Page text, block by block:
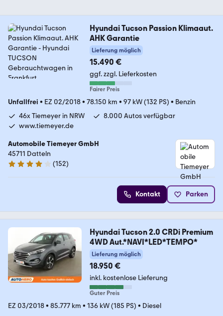
Hyundai Tucson Passion Klimaaut.
AHK Garantie
Lieferung möglich
15.490 €
ggf. zzgl. Lieferkosten
Fairer Preis
Unfallfrei • EZ 02/2018• 78.150 km • 97 kW (132 PS) • Benzin
46x Tiemeyer in NRW
8.000 Autos verfügbar
www.tiemeyer.de
Automobile Tiemeyer GmbH
45711 Datteln
3.8 Sterne
(152)
Kontakt Parken
Hyundai Tucson 2.0 CRDi Premium
4WD Aut.*NAVI*LED*TEMPO*
Lieferung möglich
18.950 €
inkl. kostenlose Lieferung
Guter Preis
EZ 03/2018• 85.777 km • 136 kW (185 PS) • Diesel